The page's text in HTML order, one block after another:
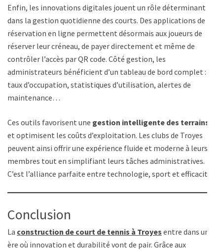
Enfin, les innovations digitales jouent un rôle déterminant
dans la gestion quotidienne des courts. Des applications de
réservation en ligne permettent désormais aux joueurs de
réserver leur créneau, de payer directement et même de
contrôler l’accès par QR code. Côté gestion, les
administrateurs bénéficient d’un tableau de bord complet :
taux d’occupation, statistiques d’utilisation, alertes de
maintenance…
Ces outils favorisent une gestion intelligente des terrains
et optimisent les coûts d’exploitation. Les clubs de Troyes
peuvent ainsi offrir une expérience fluide et moderne à leurs
membres tout en simplifiant leurs tâches administratives.
C’est l’alliance parfaite entre technologie, sport et efficacité.
Conclusion
La construction de court de tennis à Troyes entre dans une
ère où innovation et durabilité vont de pair. Grâce aux